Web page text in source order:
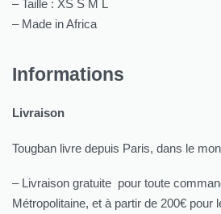
– Taille : XS S M L
– Made in Africa
Informations
Livraison
Tougban livre depuis Paris, dans le
– Livraison gratuite pour toute
Métropolitaine, et à partir de 200€ pour